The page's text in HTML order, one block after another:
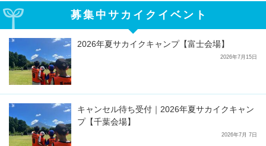
募集中サカイクイベント
2026年夏サカイクキャンプ【富士会場】
2026年7月15日
キャンセル待ち受付｜2026年夏サカイクキャン
プ【千葉会場】
2026年7月 7日